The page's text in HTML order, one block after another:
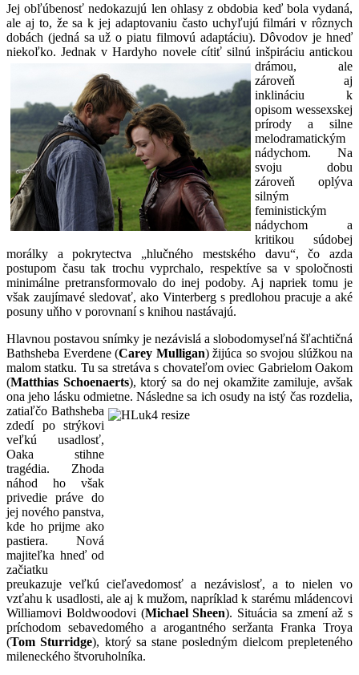
Jej obľúbenosť nedokazujú len ohlasy z obdobia keď bola vydaná,
ale aj to, že sa k jej adaptovaniu často uchyľujú filmári v rôznych
dobách (jedná sa už o piatu filmovú adaptáciu). Dôvodov je hneď
niekoľko. Jednak v Hardyho novele cítiť silnú inšpiráciu antickou
drámou, ale
zároveň aj
inklináciu k
opisom wessexskej
prírody a silne
melodramatickým
nádychom. Na
svoju dobu
zároveň oplýva
silným
feministickým
nádychom a
kritikou súdobej
morálky a pokrytectva „hlučného mestského davu“, čo azda
postupom času tak trochu vyprchalo, respektíve sa v spoločnosti
minimálne pretransformovalo do inej podoby. Aj napriek tomu je
však zaujímavé sledovať, ako Vinterberg s predlohou pracuje a aké
posuny uňho v porovnaní s knihou nastávajú.
Hlavnou postavou snímky je nezávislá a slobodomyseľná šľachtičná
Bathsheba Everdene (Carey Mulligan) žijúca so svojou slúžkou na
malom statku. Tu sa stretáva s chovateľom oviec Gabrielom Oakom
(Matthias Schoenaerts), ktorý sa do nej okamžite zamiluje, avšak
ona jeho lásku odmietne.Následne sa ich osudy na istý čas rozdelia,
zatiaľčo Bathsheba
zdedí po strýkovi
veľkú usadlosť,
Oaka stihne
tragédia. Zhoda
náhod ho však
privedie práve do
jej nového panstva,
kde ho prijme ako
pastiera. Nová
majiteľka hneď od
začiatku
preukazuje veľkú cieľavedomosť a nezávislosť, a to nielen vo
vzťahu k usadlosti, ale aj k mužom, napríklad k starému mládencovi
Williamovi Boldwoodovi (Michael Sheen). Situácia sa zmení až s
príchodom sebavedomého a arogantného seržanta Franka Troya
(Tom Sturridge), ktorý sa stane posledným dielcom prepleteného
mileneckého štvoruholníka.